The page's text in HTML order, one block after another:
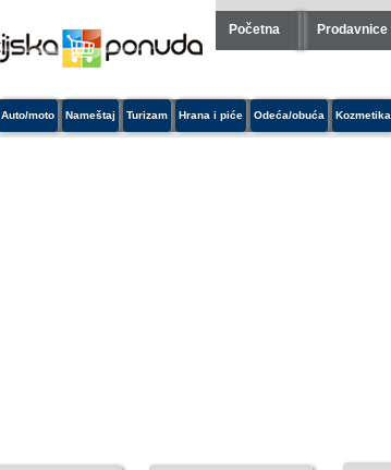
Početna Prodavnice
Auto/moto Nameštaj Turizam Hrana i piće Odeća/obuća Kozmetika